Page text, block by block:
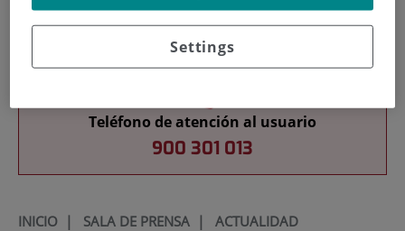
Docencia
Teléfono de atención al usuario
900 301 013
INICIO| SALA DE PRENSA| ACTUALIDAD
Settings